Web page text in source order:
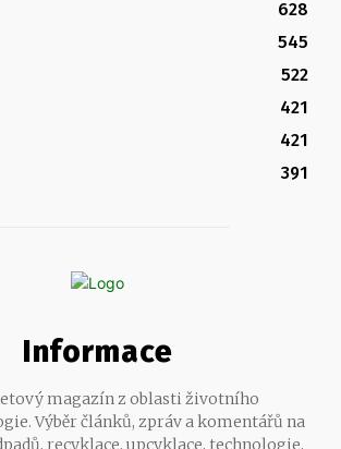
628
545
522
421
421
391
Informace
magazín z oblasti životního
Výběr článků, zpráv a komentářů na
recyklace, upcyklace, technologie,